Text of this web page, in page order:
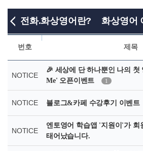
전화.화상영어란? 화상영어
번호 제목
NOTICE
🎉 세상에 단 하나뿐인 나의 첫
Me' 오픈이벤트
1
NOTICE 블로그&카페 수강후기 이벤트
NOTICE
엔토영어 학습앱 '지원이'가 회
태어났습니다.